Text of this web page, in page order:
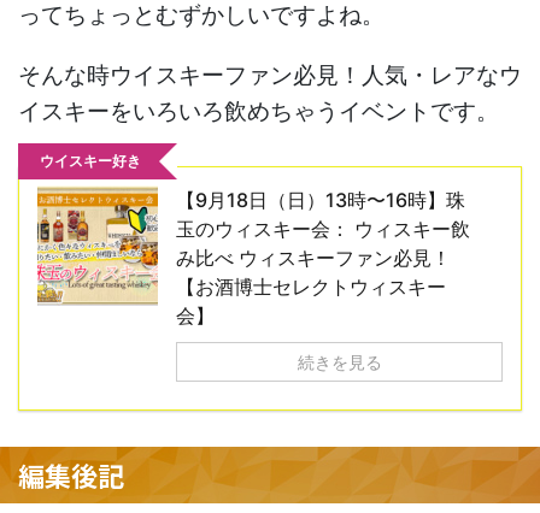
ってちょっとむずかしいですよね。
そんな時ウイスキーファン必見！人気・レアなウ
イスキーをいろいろ飲めちゃうイベントです。
ウイスキー好き
【9月18日（日）13時〜16時】珠
玉のウィスキー会： ウィスキー飲
み比べ ウィスキーファン必見！
【お酒博士セレクトウィスキー
会】
続きを見る
編集後記